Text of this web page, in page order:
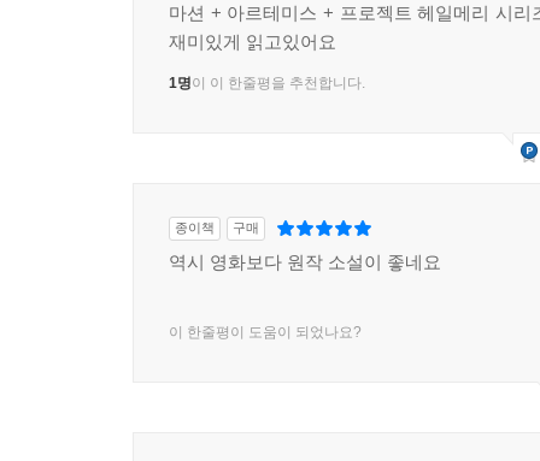
마션 + 아르테미스 + 프로젝트 헤일메리 시리
재미있게 읽고있어요
1명이 이 한줄평을 추천합니다.
종이책 구매
역시 영화보다 원작 소설이 좋네요
이 한줄평이 도움이 되었나요?